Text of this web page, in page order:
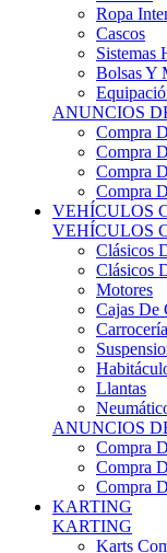
Cascos
Sistemas
Bolsas Y
ANUNCIOS
Compra
Compra
Compra
Compra
VEHÍCULOS
VEHÍCULOS
Clásicos
Clásicos
Motores
Cajas De
Carrocería
Habitáculo
Llantas
ANUNCIOS
Compra
Compra
Compra
KARTING
KARTING
Karts
Karts